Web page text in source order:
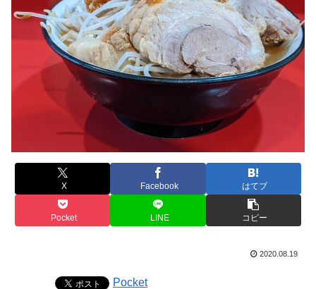
X Facebook はてブ
Pocket LINE コピー
2020.08.19
Pocket